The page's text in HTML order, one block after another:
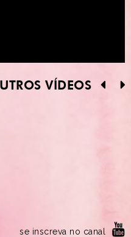
VÍDEOS
se inscreva no canal